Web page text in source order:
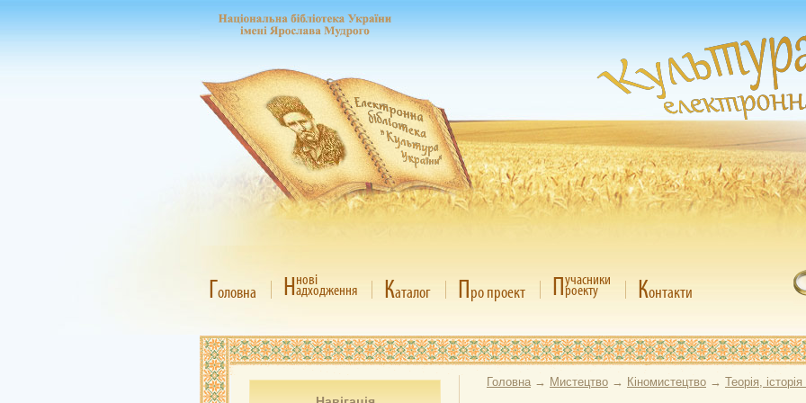
Головна Ннові
адходження Каталог Про проект Пучасники
роекту Контакти
Головна → Мистецтво → Кіномистецтво → Теорія, історія